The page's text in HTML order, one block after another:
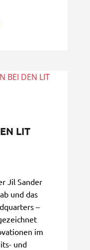
LIT
Jil Sander
und das
–
im
und